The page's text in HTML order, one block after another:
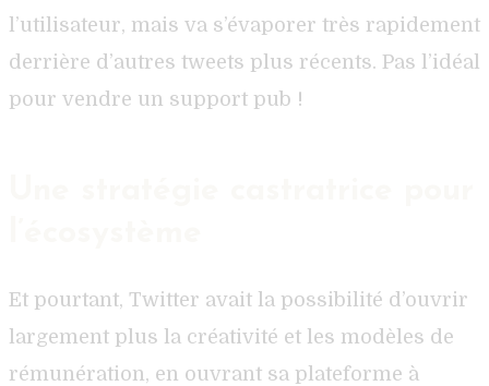
l’utilisateur, mais va s’évaporer très rapidement
derrière d’autres tweets plus récents. Pas l’idéal
pour vendre un support pub !
Et pourtant, Twitter avait la possibilité d’ouvrir
largement plus la créativité et les modèles de
rémunération, en ouvrant sa plateforme à